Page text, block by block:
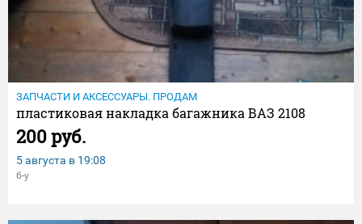
ЗАПЧАСТИ И АКСЕССУАРЫ. ПРОДАМ
пластиковая накладка багажника ВАЗ 2108
200 руб.
5 августа в 19:08
б-у